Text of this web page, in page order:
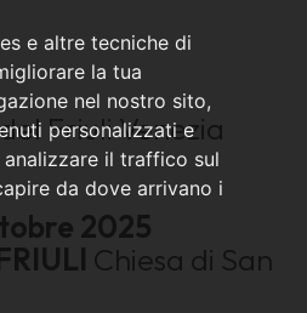
e altre tecniche di
la tua
nel nostro sito,
personalizzati e
il traffico sul
da dove arrivano i
Friuli Venezia
2025
Chiesa di San